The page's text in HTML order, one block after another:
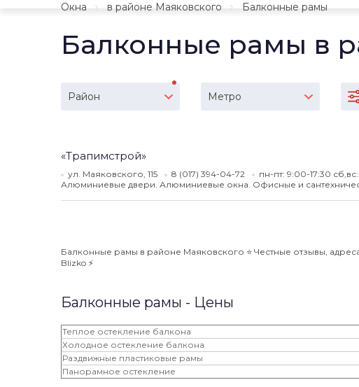
Окна
в районе Маяковского Балконные рамы
Балконные рамы в
Район Метро
«Трапимстрой»
ул. Маяковского, 115 8 (017) 394-04-72 пн-пт: 9:00-17:30
Алюминиевые двери. Алюминиевые окна. Офисные и
Балконные рамы в районе Маяковского ⭐️ Честные отзывы,
Blizko ⚡️
Балконные рамы - Цены
Теплое остекление балкона
Холодное остекление балкона
Раздвижные пластиковые рамы
Панорамное остекление